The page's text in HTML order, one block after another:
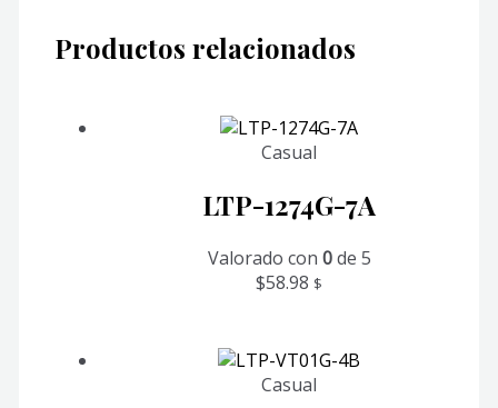
Productos relacionados
Casual
LTP-1274G-7A
Valorado con 0de 5
$58.98 $
Casual